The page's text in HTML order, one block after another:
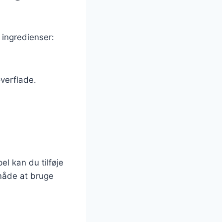
kan du tilføje
at bruge